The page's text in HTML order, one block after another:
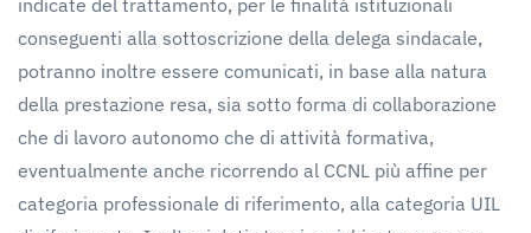
indicate del trattamento, per le finalità istituzionali
conseguenti alla sottoscrizione della delega sindacale,
potranno inoltre essere comunicati, in base alla natura
della prestazione resa, sia sotto forma di collaborazione
che di lavoro autonomo che di attività formativa,
eventualmente anche ricorrendo al CCNL più affine per
categoria professionale di riferimento, alla categoria UIL